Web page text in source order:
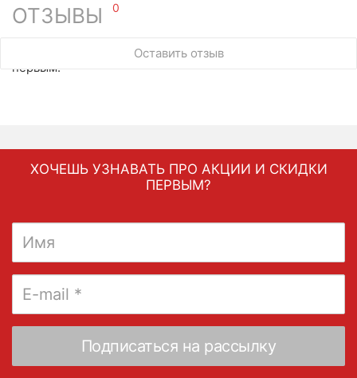
ОТЗЫВЫ 0
Оставить отзыв
У этого товара нет ни одного отзыва. Вы можете стать
первым.
ХОЧЕШЬ УЗНАВАТЬ ПРО АКЦИИ И СКИДКИ
ПЕРВЫМ?